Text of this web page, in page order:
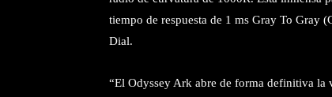
tiempo de respuesta de 1 ms Gray To
Dial.
“El Odyssey Ark abre de forma definitiva la